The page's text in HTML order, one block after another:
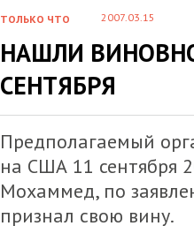
ТОЛЬКО ЧТО 2007.03.15
НАШЛИ
СЕНТЯБРЯ
Предполагаемый
на США 11 сентября
Мохаммед, по
признал свою вину.